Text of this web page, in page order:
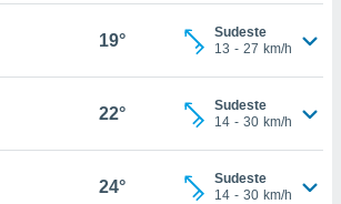
19°
Sudeste
13 - 27 km/h
22°
Sudeste
14 - 30 km/h
24°
Sudeste
14 - 30 km/h